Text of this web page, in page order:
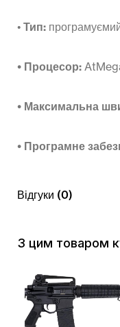
• Тип:
• Процесор:
• Максимальна
• Програмне
Відгуки (0)
З цим товаром